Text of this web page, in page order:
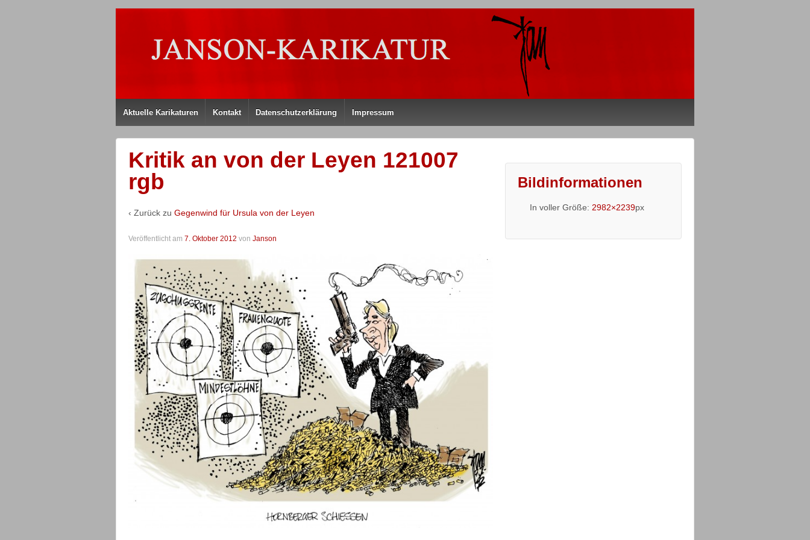
Aktuelle Karikaturen Kontakt Datenschutzerklärung Impressum
Kritik an von der Leyen 121007
rgb
‹ Zurück zu Gegenwind für Ursula von der Leyen
Veröffentlicht am 7. Oktober 2012 von Janson
Bildinformationen
In voller Größe: 2982×2239px